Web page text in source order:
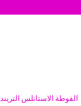
/ الفوطة الاستانلس التريند